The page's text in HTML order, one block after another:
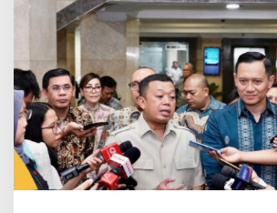
R
/
B
P
N
T
o
p
a
n
g